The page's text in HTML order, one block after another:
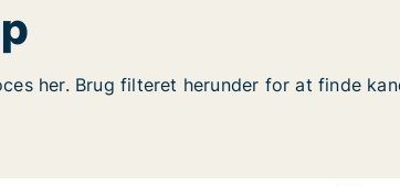
her. Brug filteret herunder for at finde